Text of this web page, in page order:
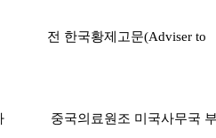
전 한국황제고문(Adviser to
사 중국의료원조 미국사무국